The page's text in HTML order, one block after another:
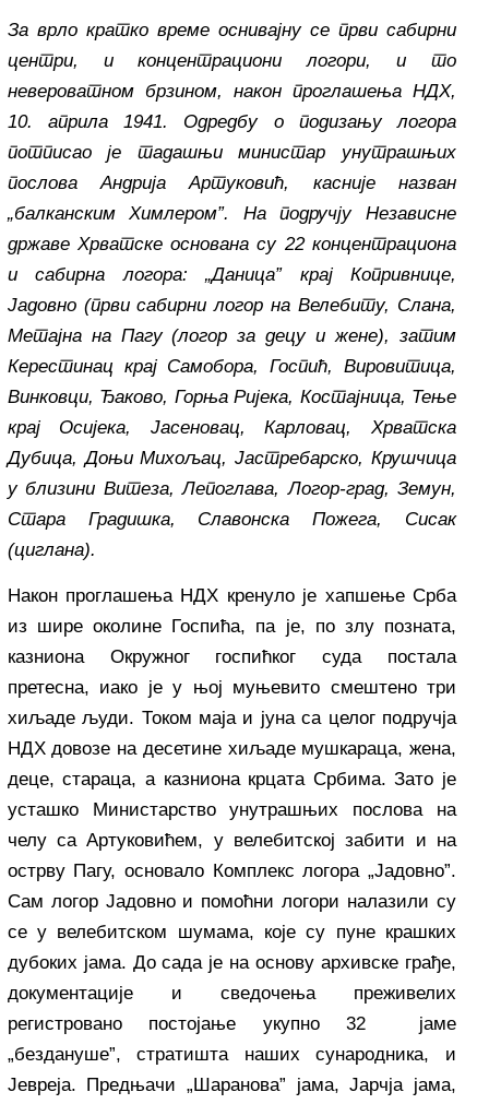
За врло кратко време оснивајну се први сабирни
центри, и концентрациони логори, и то
невероватном брзином, након проглашења НДХ,
10. априла 1941. Одредбу о подизању логора
потписао је тадашњи министар унутрашњих
послова Андрија Артуковић, касније назван
„балканским Химлером”. На подручју Независне
државе Хрватске основана су 22 концентрациона
и сабирна логора: „Даница” крај Копривнице,
Јадовно (први сабирни логор на Велебиту, Слана,
Метајна на Пагу (логор за децу и жене), затим
Керестинац крај Самобора, Госпић, Вировитица,
Винковци, Ђаково, Горња Ријека, Костајница, Тење
крај Осијека, Јасеновац, Карловац, Хрватска
Дубица, Доњи Михољац, Јастребарско, Крушчица
у близини Витеза, Лепоглава, Логор-град, Земун,
Стара Градишка, Славонска Пожега, Сисак
(циглана).
Након проглашења НДХ кренуло је хапшење Срба
из шире околине Госпића, па је, по злу позната,
казниона Окружног госпићког суда постала
претесна, иако је у њој муњевито смештено три
хиљаде људи. Током маја и јуна са целог подручја
НДХ довозе на десетине хиљаде мушкараца, жена,
деце, стараца, а казниона крцата Србима. Зато је
усташко Министарство унутрашњих послова на
челу са Артуковићем, у велебитској забити и на
острву Пагу, основало Комплекс логора „Јадовно”.
Сам логор Јадовно и помоћни логори налазили су
се у велебитском шумама, које су пуне крашких
дубоких јама. До сада је на основу архивске грађе,
документације и сведочења преживелих
регистровано постојање укупно 32 јаме
„бездануше”, стратишта наших сународника, и
Јевреја. Предњачи „Шаранова” јама, Јарчја јама,